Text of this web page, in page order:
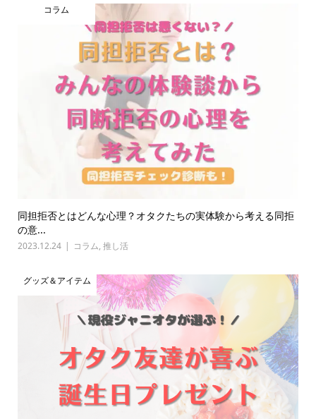
コラム
同担拒否とはどんな心理？オタクたちの実体験から考える同拒
の意...
2023.12.24 コラム, 推し活
グッズ＆アイテム